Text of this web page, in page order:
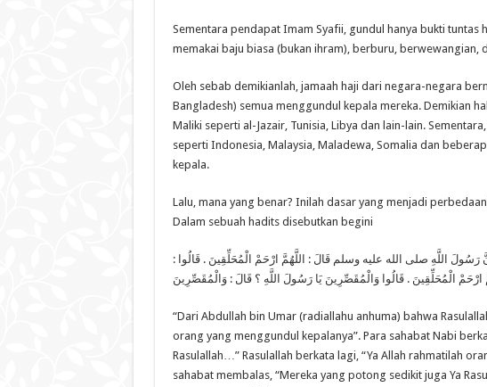
Sementara pendapat Imam Syafii, gundul hanya bukti tuntas
memakai baju biasa (bukan ihram), berburu, berwewangian,
Oleh sebab demikianlah, jamaah haji dari negara-negara
Bangladesh) semua menggundul kepala mereka. Demikian
Maliki seperti al-Jazair, Tunisia, Libya dan lain-lain.
seperti Indonesia, Malaysia, Maladewa, Somalia dan
kepala.
Lalu, mana yang benar? Inilah dasar yang menjadi
Dalam sebuah hadits disebutkan begini
اللَّهِ صلى الله عليه وسلم قَالَ : اللَّهُمَّ ارْحَمْ الْمُحَلِّقِينَ . قَالُوا :
“Dari Abdullah bin Umar (radiallahu anhuma) bahwa
orang yang menggundul kepalanya”. Para sahabat Nabi
Rasulallah…” Rasulallah berkata lagi, “Ya Allah rahmatilah
sahabat membalas, “Mereka yang potong sedikit juga Ya